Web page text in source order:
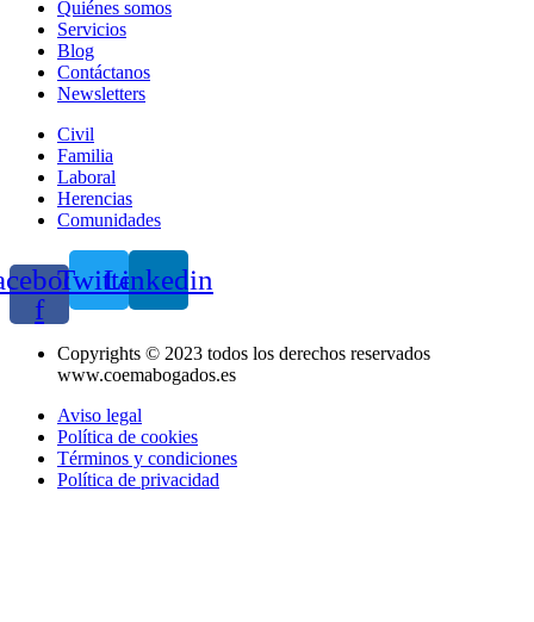
Quiénes somos
Servicios
Blog
Contáctanos
Newsletters
Civil
Familia
Laboral
Herencias
Comunidades
f
TwitterLinkedin
Copyrights © 2023 todos los derechos reservados
www.coemabogados.es
Aviso legal
Política de cookies
Términos y condiciones
Política de privacidad